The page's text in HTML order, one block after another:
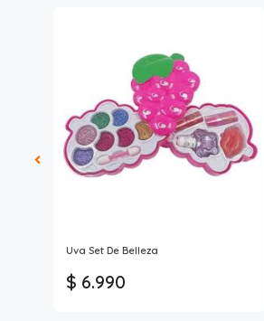
Uva Set De Belleza
$ 6.990